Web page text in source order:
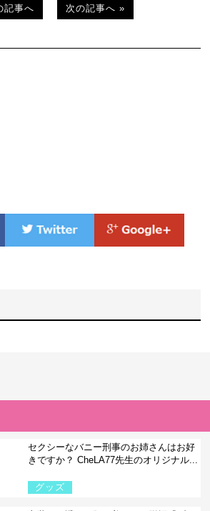
記事へ 次の記事へ »
セクシーなバニー刑事のお姉さんはお好
きですか？ CheLA77先生のオリジナル...
グッズ